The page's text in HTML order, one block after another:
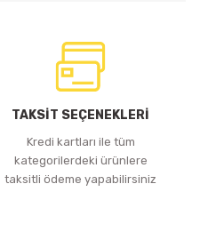
TAKSİT SEÇENEKLERİ
Kredi kartları ile tüm
kategorilerdeki ürünlere
taksitli ödeme yapabilirsiniz